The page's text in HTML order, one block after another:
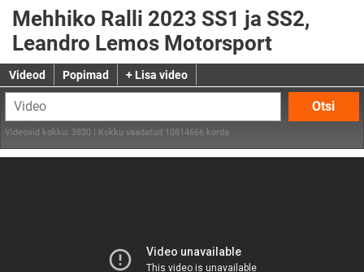
Mehhiko Ralli 2023 SS1 ja SS2,
Leandro Lemos Motorsport
Videod Popimad + Lisa video
Otsi
Videosid kokku: 3830 | Kokku vaadatud 10814666 korda